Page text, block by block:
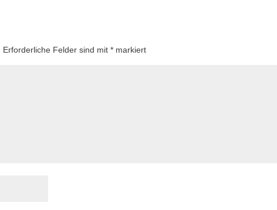
Erforderliche Felder sind mit* markiert